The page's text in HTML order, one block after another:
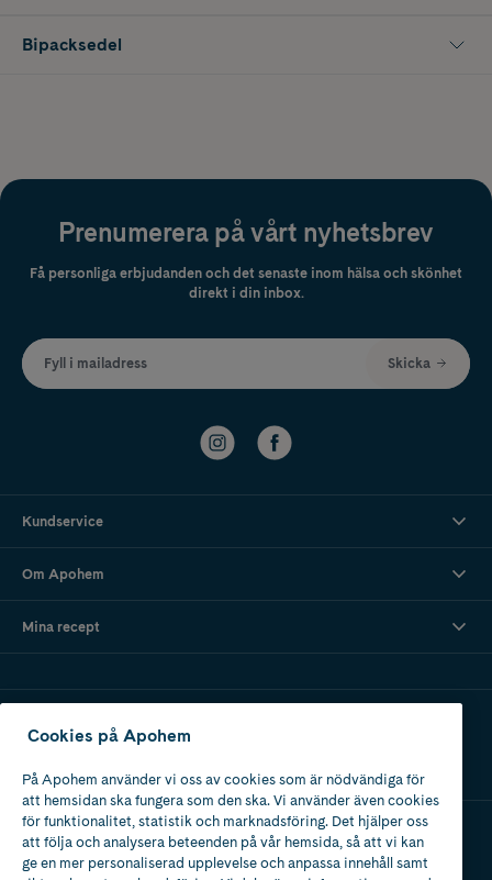
Bipacksedel
Prenumerera på vårt nyhetsbrev
Få personliga erbjudanden och det senaste inom hälsa och skönhet
direkt i din inbox.
Fyll i mailadress Skicka
Kundservice
Om Apohem
Mina recept
Apotek med tillstånd
av Läkemedelsverket
Cookies på Apohem
På Apohem använder vi oss av cookies som är nödvändiga för
att hemsidan ska fungera som den ska. Vi använder även cookies
för funktionalitet, statistik och marknadsföring. Det hjälper oss
att följa och analysera beteenden på vår hemsida, så att vi kan
ge en mer personaliserad upplevelse och anpassa innehåll samt